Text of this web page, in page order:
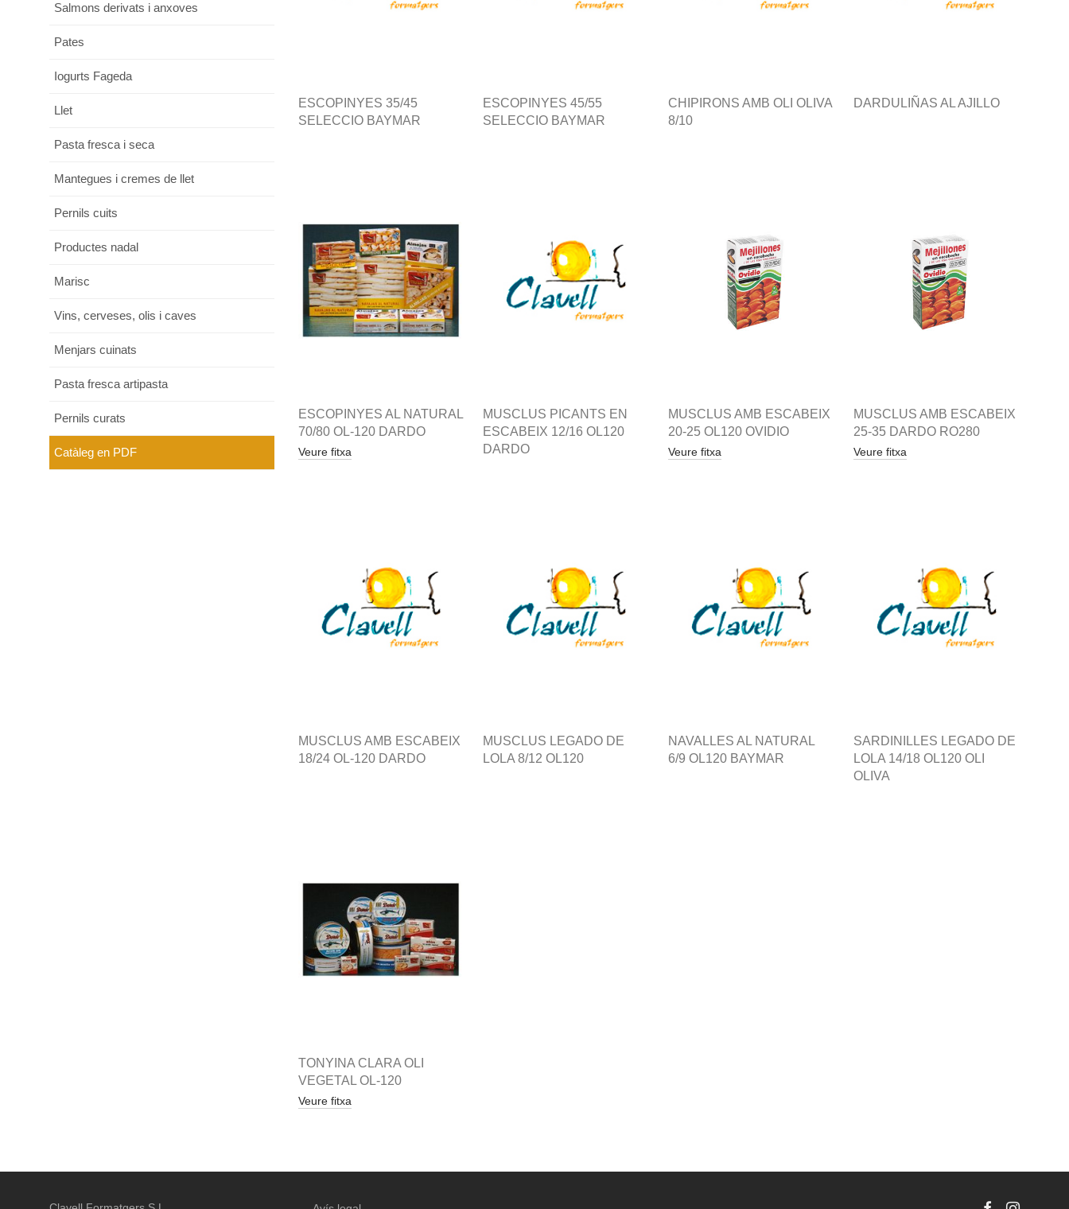
Salmons derivats i anxoves
Pates
Iogurts Fageda
Llet
Pasta fresca i seca
Mantegues i cremes de llet
Pernils cuits
Productes nadal
Marisc
Vins, cerveses, olis i caves
Menjars cuinats
Pasta fresca artipasta
Pernils curats
Catàleg en PDF
ESCOPINYES 35/45
SELECCIO BAYMAR
ESCOPINYES 45/55
SELECCIO BAYMAR
CHIPIRONS AMB OLI OLIVA
8/10
DARDULIÑAS AL AJILLO
ESCOPINYES AL NATURAL
70/80 OL-120 DARDO
Veure fitxa
MUSCLUS PICANTS EN
ESCABEIX 12/16 OL120
DARDO
MUSCLUS AMB ESCABEIX
20-25 OL120 OVIDIO
Veure fitxa
MUSCLUS AMB ESCABEIX
25-35 DARDO RO280
Veure fitxa
MUSCLUS AMB ESCABEIX
18/24 OL-120 DARDO
MUSCLUS LEGADO DE
LOLA 8/12 OL120
NAVALLES AL NATURAL
6/9 OL120 BAYMAR
SARDINILLES LEGADO DE
LOLA 14/18 OL120 OLI
OLIVA
TONYINA CLARA OLI
VEGETAL OL-120
Veure fitxa